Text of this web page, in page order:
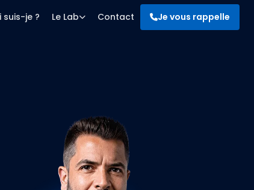
suis-je ? Le Lab Contact Je vous rappelle